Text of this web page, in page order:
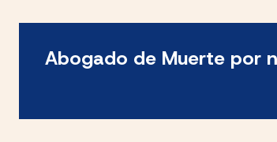
Abogado de Muerte por